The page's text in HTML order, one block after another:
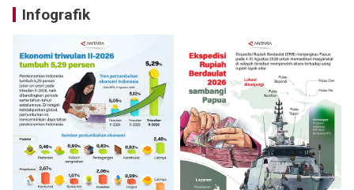
Infografik